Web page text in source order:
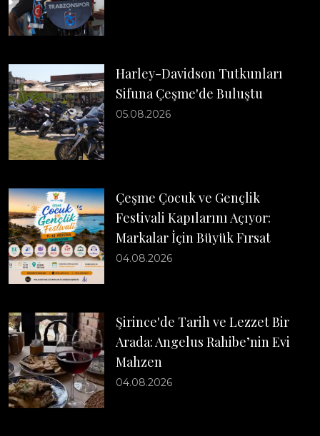
Harley-Davidson Tutkunları
Sifuna Çeşme'de Buluştu
05.08.2026
Çeşme Çocuk ve Gençlik
Festivali Kapılarını Açıyor:
Markalar İçin Büyük Fırsat
04.08.2026
Şirince'de Tarih ve Lezzet Bir
Arada: Angelus Rahibe’nin Evi
Mahzen
04.08.2026